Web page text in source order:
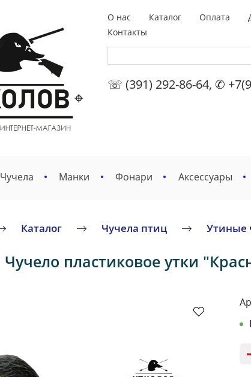
О нас Каталог Оплата
Контакты
☏ (391) 292-86-64, ✆
Чучела Манки Фонари Аксессуары
Каталог Чучела птиц Утиные
Чучело пластиковое утки